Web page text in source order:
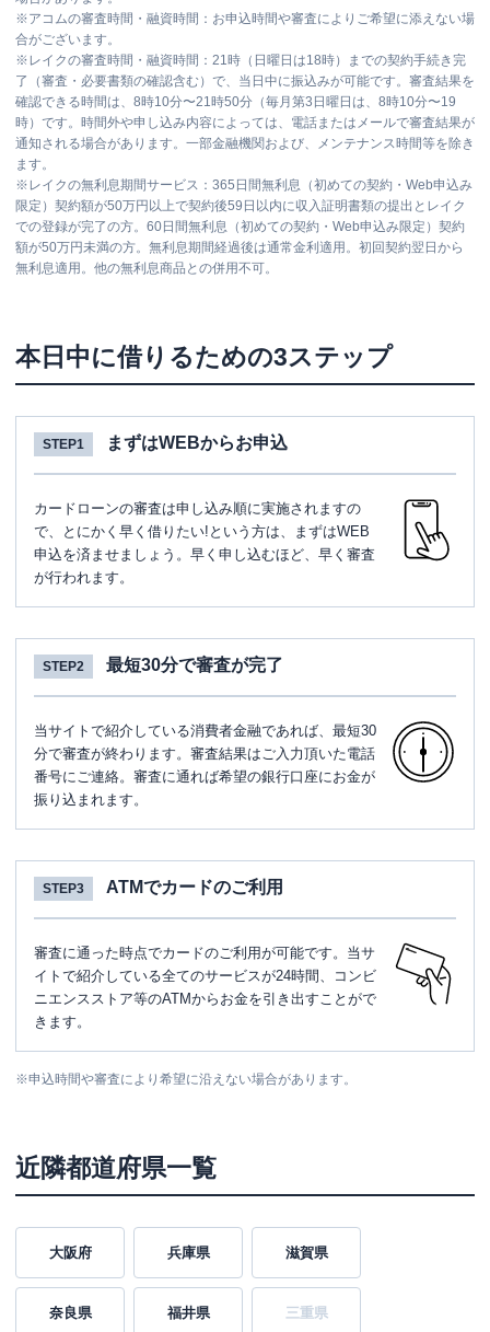
※アコムの審査時間・融資時間：お申込時間や審査によりご希望に添えない場
合がございます。
※ レイクの審査時間・融資時間：21時（日曜日は18時）までの契約手続き完
了（審査・必要書類の確認含む）で、当日中に振込みが可能です。審査結果を
確認できる時間は、8時10分〜21時50分（毎月第3日曜日は、8時10分〜19
時）です。時間外や申し込み内容によっては、電話またはメールで審査結果が
通知される場合があります。一部金融機関および、メンテナンス時間等を除き
ます。
※ レイクの無利息期間サービス：365日間無利息（初めての契約・Web申込み
限定）契約額が50万円以上で契約後59日以内に収入証明書類の提出とレイク
での登録が完了の方。60日間無利息（初めての契約・Web申込み限定）契約
額が50万円未満の方。無利息期間経過後は通常金利適用。初回契約翌日から
無利息適用。他の無利息商品との併用不可。
本日中に借りるための3ステップ
STEP1 まずはWEBからお申込
カードローンの審査は申し込み順に実施されますの
で、とにかく早く借りたい!という方は、まずはWEB
申込を済ませましょう。早く申し込むほど、早く審査
が行われます。
STEP2 最短30分で審査が完了
当サイトで紹介している消費者金融であれば、最短30
分で審査が終わります。審査結果はご入力頂いた電話
番号にご連絡。審査に通れば希望の銀行口座にお金が
振り込まれます。
STEP3 ATMでカードのご利用
審査に通った時点でカードのご利用が可能です。当サ
イトで紹介している全てのサービスが24時間、コンビ
ニエンスストア等のATMからお金を引き出すことがで
きます。
※申込時間や審査により希望に沿えない場合があります。
近隣都道府県一覧
大阪府 兵庫県 滋賀県
奈良県 福井県 三重県